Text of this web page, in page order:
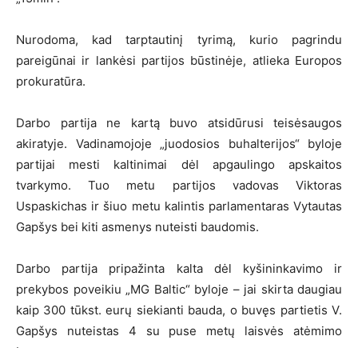
Nurodoma, kad tarptautinį tyrimą, kurio pagrindu
pareigūnai ir lankėsi partijos būstinėje, atlieka Europos
prokuratūra.
Darbo partija ne kartą buvo atsidūrusi teisėsaugos
akiratyje. Vadinamojoje „juodosios buhalterijos“ byloje
partijai mesti kaltinimai dėl apgaulingo apskaitos
tvarkymo. Tuo metu partijos vadovas Viktoras
Uspaskichas ir šiuo metu kalintis parlamentaras Vytautas
Gapšys bei kiti asmenys nuteisti baudomis.
Darbo partija pripažinta kalta dėl kyšininkavimo ir
prekybos poveikiu „MG Baltic“ byloje – jai skirta daugiau
kaip 300 tūkst. eurų siekianti bauda, o buvęs partietis V.
Gapšys nuteistas 4 su puse metų laisvės atėmimo